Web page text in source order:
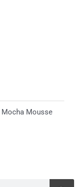
Mocha Mousse